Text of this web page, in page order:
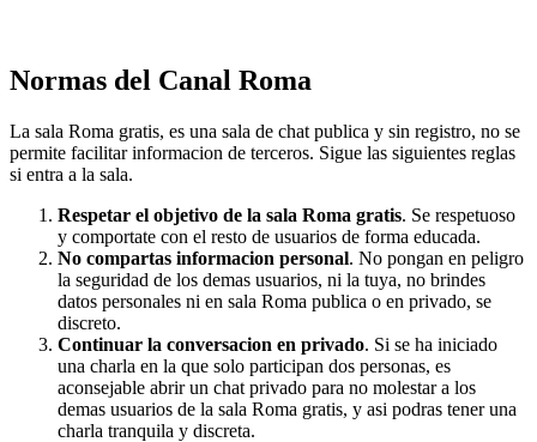
Normas del Canal Roma
La sala Roma gratis, es una sala de chat publica y sin registro, no se
permite facilitar informacion de terceros. Sigue las siguientes reglas
si entra a la sala.
Respetar el objetivo de la sala Roma gratis. Se respetuoso
y comportate con el resto de usuarios de forma educada.
No compartas informacion personal. No pongan en peligro
la seguridad de los demas usuarios, ni la tuya, no brindes
datos personales ni en sala Roma publica o en privado, se
discreto.
Continuar la conversacion en privado. Si se ha iniciado
una charla en la que solo participan dos personas, es
aconsejable abrir un chat privado para no molestar a los
demas usuarios de la sala Roma gratis, y asi podras tener una
charla tranquila y discreta.